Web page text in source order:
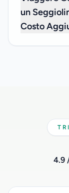
un
Costo
4.9